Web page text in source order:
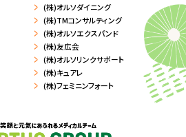
(株)オルソダイニング
(株)TMコンサルティング
(株)オルソエクスパンド
(株)友広会
(株)オルソリンクサポート
(株)キュアレ
(株)フェミニンフォート